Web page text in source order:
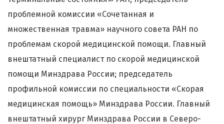
проблемной комиссии «Сочетанная и
множественная травма» научного совета РАН по
проблемам скорой медицинской помощи. Главный
внештатный специалист по скорой медицинской
помощи Минздрава России; председатель
профильной комиссии по специальности «Скорая
медицинская помощь» Минздрава России. Главный
внештатный хирург Минздрава России в Северо-